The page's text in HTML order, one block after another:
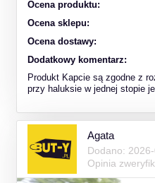
Ocena produktu:
Ocena sklepu:
Ocena dostawy:
Dodatkowy komentarz:
Produkt Kapcie są zgodne z
przy haluksie w jednej stopie
Agata
Dodano:
Opinia